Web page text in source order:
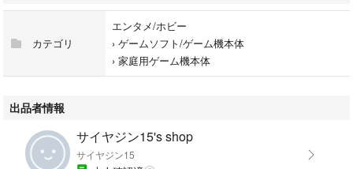
直前まで遊んでいたので動作は問題ありません。
本体はよく見るとやや使用傷・汚れ等ありますが、比較的美品かと思いま
す。
ただし、中古品にご理解のある方のみご購入ください。
カテゴリ
エンタメ/ホビー
› ゲームソフト/ゲーム機本体
› 家庭用ゲーム機本体
出品者情報
サイヤジン15's shop
サイヤジン15